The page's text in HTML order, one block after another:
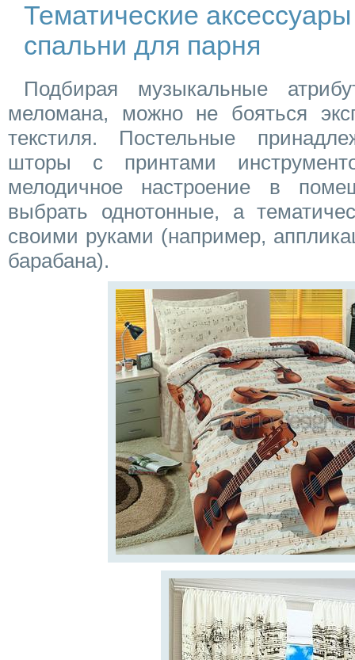
Тематические
спальни для парня
Подбирая музыкальные
меломана, можно не бояться
текстиля. Постельные
шторы с принтами
мелодичное настроение в
выбрать однотонные, а
своими руками (например,
барабана).